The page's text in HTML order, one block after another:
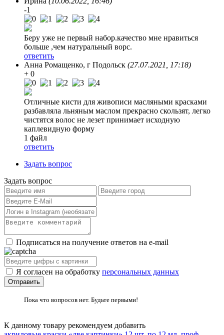
-1
Беру уже не первый набор.качество мне нравиться
больше ,чем натуральный ворс.
ответить
Анна Ромащенко, г Подольск (27.07.2021, 17:18)
+ 0
Отличные кисти для живописи масляными красками
разбавляла льняным маслом прекрасно скользят, легко
чистятся волос не лезет принимает исходную
каплевидную форму
1 файл
ответить
Задать вопрос
Задать вопрос
Подписаться на получение ответов на e-mail
Я согласен на обработку персональных данных
Пока что вопросов нет. Будьте первыми!
К данному товару рекомендуем добавить